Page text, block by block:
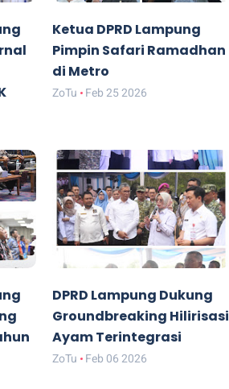
Ketua DPRD Lampung
Pimpin Safari Ramadhan
di Metro
ZoTu Feb 25 2026
DPRD Lampung Dukung
Groundbreaking Hilirisasi
Ayam Terintegrasi
ZoTu Feb 06 2026